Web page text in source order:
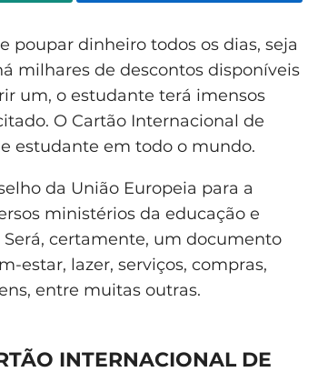
poupar dinheiro todos os dias, seja
milhares de descontos disponíveis
um, o estudante terá imensos
O Cartão Internacional de
estudante em todo o mundo.
da União Europeia para a
ministérios da educação e
certamente, um documento
estar, lazer, serviços, compras,
entre muitas outras.
INTERNACIONAL DE